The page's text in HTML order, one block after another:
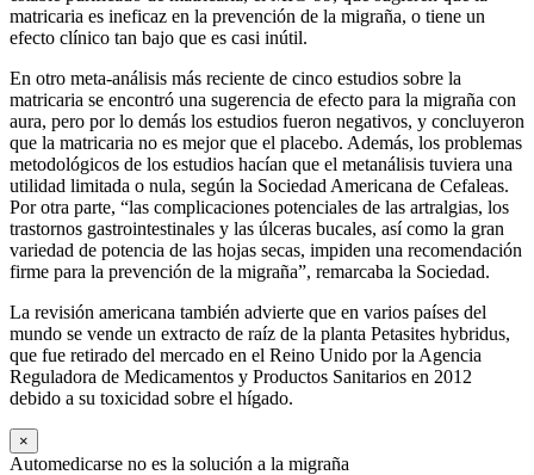
matricaria es ineficaz en la prevención de la migraña, o tiene un
efecto clínico tan bajo que es casi inútil.
En otro meta-análisis más reciente de cinco estudios sobre la
matricaria se encontró una sugerencia de efecto para la migraña con
aura, pero por lo demás los estudios fueron negativos, y concluyeron
que la matricaria no es mejor que el placebo. Además, los problemas
metodológicos de los estudios hacían que el metanálisis tuviera una
utilidad limitada o nula, según la Sociedad Americana de Cefaleas.
Por otra parte, “las complicaciones potenciales de las artralgias, los
trastornos gastrointestinales y las úlceras bucales, así como la gran
variedad de potencia de las hojas secas, impiden una recomendación
firme para la prevención de la migraña”, remarcaba la Sociedad.
La revisión americana también advierte que en varios países del
mundo se vende un extracto de raíz de la planta Petasites hybridus,
que fue retirado del mercado en el Reino Unido por la Agencia
Reguladora de Medicamentos y Productos Sanitarios en 2012
debido a su toxicidad sobre el hígado.
×
Automedicarse no es la solución a la migraña